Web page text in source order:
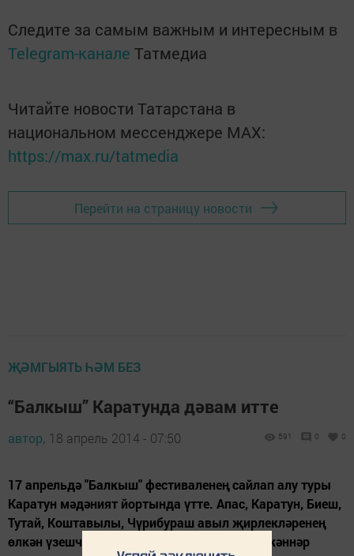
Следите за самым важным и интересным в
Telegram-канале Татмедиа
Читайте новости Татарстана в
национальном мессенджере MАХ:
https://max.ru/tatmedia
Перейти на страницу новости
ҖӘМГЫЯТЬ ҺӘМ БЕЗ
“Балкыш” Каратунда дәвам итте
автор, 18 апрель 2014 - 07:50 591 0 0
17 апрельдә "Балкыш" фестиваленең сайлап алу туры
Каратун мәдәният йортында үтте. Апас, Каратун, Биеш,
Тутай, Коштавылы, Чүрибураш авыл җирлекләренең
өлкән үзешчәннәре сәхнәне гөр китерде. Өлкәннәр